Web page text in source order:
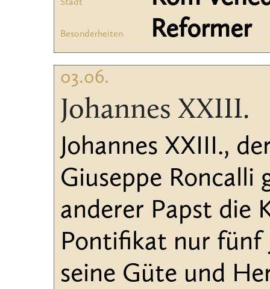
Stadt
Besonderheiten Reformer
03.06.
Johannes XXIII.
Johannes XXIII.,
Giuseppe Roncalli
anderer Papst die
Pontifikat nur fünf
seine Güte und